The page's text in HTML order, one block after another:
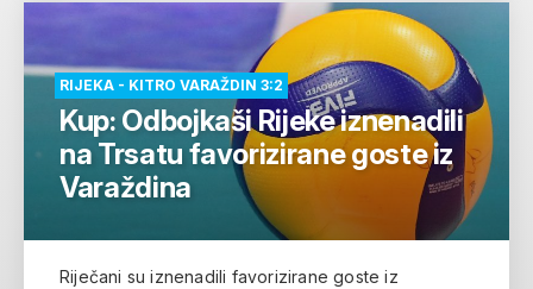
RIJEKA - KITRO VARAŽDIN 3:2
Kup: Odbojkaši Rijeke iznenadili
na Trsatu favorizirane goste iz
Varaždina
Riječani su iznenadili favorizirane goste iz